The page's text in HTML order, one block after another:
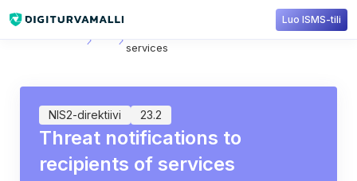
Luo ISMS-tili
23.2: Threat notifications to recipients of
services
NIS2-direktiivi 23.2
Threat notifications to
recipients of services